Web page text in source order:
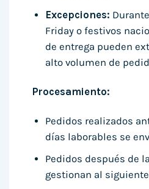
Excepciones:
Friday o festivos
de entrega pueden
alto volumen de
Procesamiento:
Pedidos realizados
días laborables se
Pedidos después de
gestionan al